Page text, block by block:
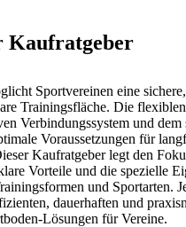
Kaufratgeber
Sportvereinen eine
Trainingsfläche. Die
Verbindungssystem und dem
Voraussetzungen für
Kaufratgeber legt den
Vorteile und die spezielle
und Sportarten.
dauerhaften und
Lösungen für Vereine.